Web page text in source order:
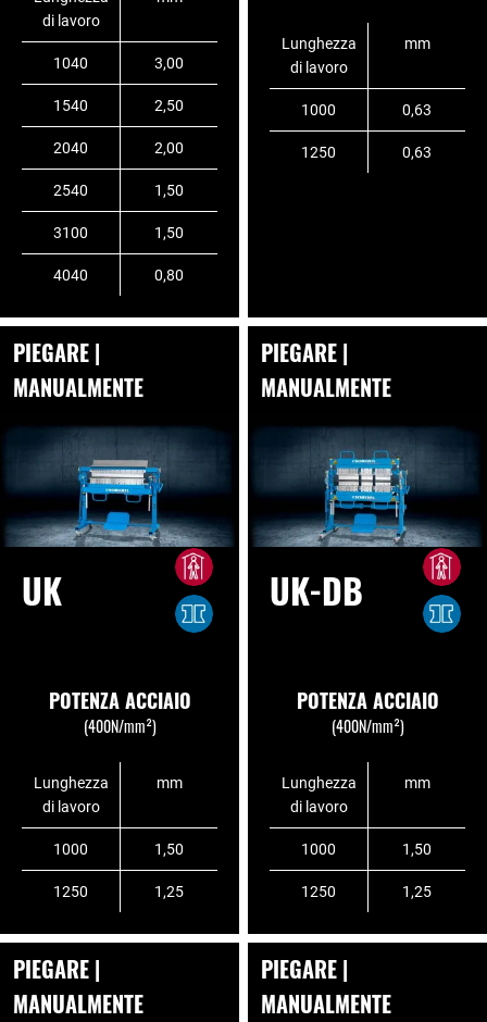
di lavoro
1040 3,00
1540 2,50
2040 2,00
2540 1,50
3100 1,50
4040 0,80
Lunghezza
di lavoro
mm
1000 0,63
1250 0,63
PIEGARE |
MANUALMENTE
UK
POTENZA ACCIAIO
(400N/mm²)
Lunghezza
di lavoro
mm
1000 1,50
1250 1,25
PIEGARE |
MANUALMENTE
UK-DB
POTENZA ACCIAIO
(400N/mm²)
Lunghezza
di lavoro
mm
1000 1,50
1250 1,25
PIEGARE |
MANUALMENTE
PIEGARE |
MANUALMENTE